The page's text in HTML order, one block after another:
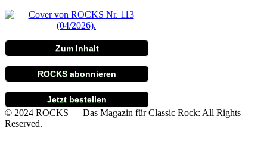
Zum Inhalt
ROCKS abonnieren
Jetzt bestellen
© 2024 ROCKS — Das Magazin für Classic Rock: All Rights
Reserved.